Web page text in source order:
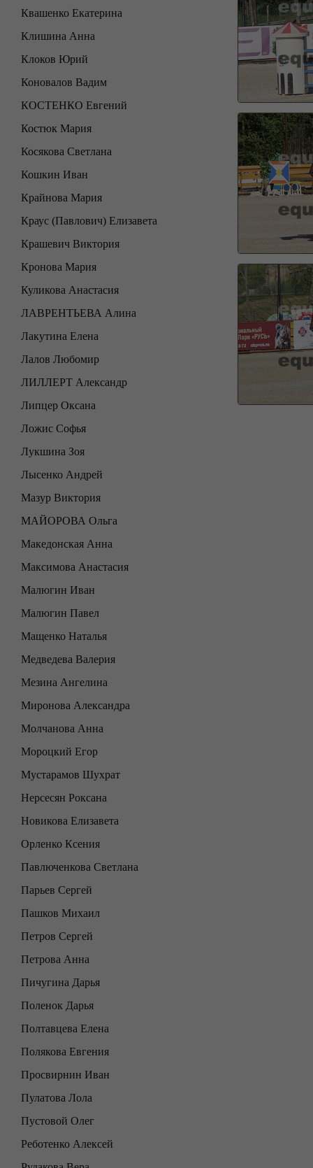
Квашенко Екатерина
Клишина Анна
Клоков Юрий
Коновалов Вадим
КОСТЕНКО Евгений
Костюк Мария
Косякова Светлана
Кошкин Иван
Крайнова Мария
Краус (Павлович) Елизавета
Крашевич Виктория
Кронова Мария
Куликова Анастасия
ЛАВРЕНТЬЕВА Алина
Лакутина Елена
Лалов Любомир
ЛИЛЛЕРТ Александр
Липцер Оксана
Ложис Софья
Лукшина Зоя
Лысенко Андрей
Мазур Виктория
МАЙОРОВА Ольга
Македонская Анна
Максимова Анастасия
Малюгин Иван
Малюгин Павел
Мащенко Наталья
Медведева Валерия
Мезина Ангелина
Миронова Александра
Молчанова Анна
Мороцкий Егор
Мустарамов Шухрат
Нерсесян Роксана
Новикова Елизавета
Орленко Ксения
Павлюченкова Светлана
Парьев Сергей
Пашков Михаил
Петров Сергей
Петрова Анна
Пичугина Дарья
Поленок Дарья
Полтавцева Елена
Полякова Евгения
Просвирнин Иван
Пулатова Лола
Пустовой Олег
Реботенко Алексей